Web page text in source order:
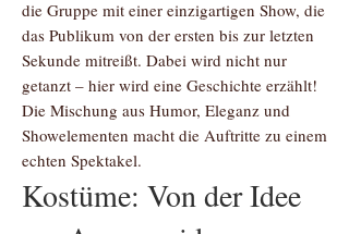
die Gruppe mit einer einzigartigen Show, die
das Publikum von der ersten bis zur letzten
Sekunde mitreißt. Dabei wird nicht nur
getanzt – hier wird eine Geschichte erzählt!
Die Mischung aus Humor, Eleganz und
Showelementen macht die Auftritte zu einem
echten Spektakel.
Kostüme: Von der Idee